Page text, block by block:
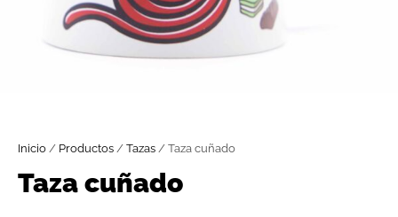
Inicio / Productos / Tazas / Taza cuñado
Taza cuñado